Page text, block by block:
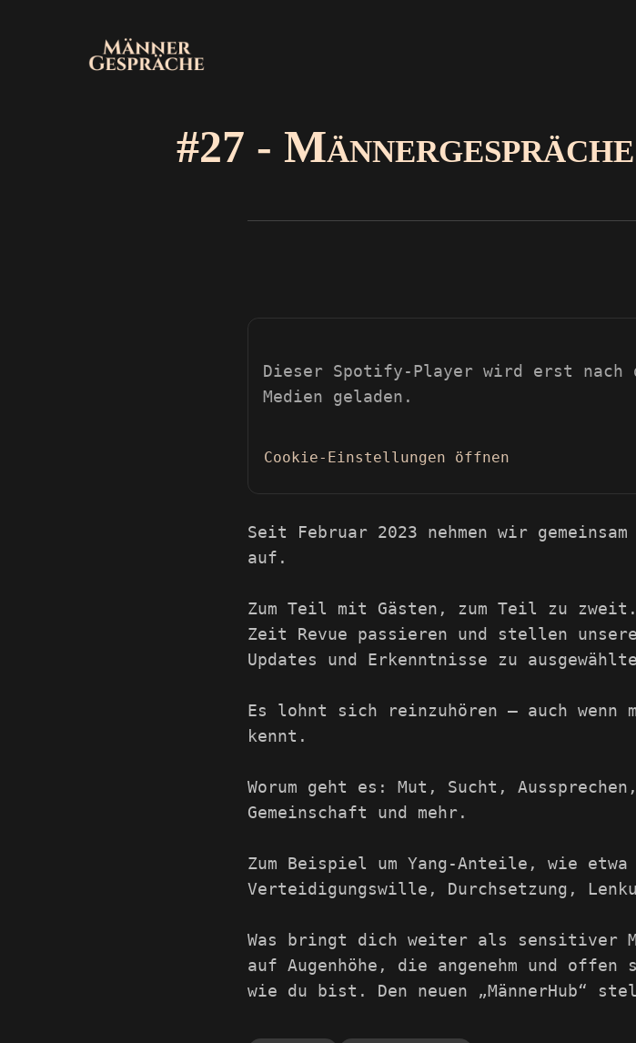
#27 -
Dieser Spotify-Player wird erst nach
Medien geladen.
Cookie-Einstellungen öffnen
Seit Februar 2023 nehmen wir
auf.
Zum Teil mit Gästen, zum Teil zu
Zeit Revue passieren und stellen
Updates und Erkenntnisse zu
Es lohnt sich reinzuhören – auch
kennt.
Worum geht es: Mut, Sucht,
Gemeinschaft und mehr.
Zum Beispiel um Yang-Anteile, wie
Verteidigungswille, Durchsetzung,
Was bringt dich weiter als sensitiver
auf Augenhöhe, die angenehm und
wie du bist. Den neuen „MännerHub“